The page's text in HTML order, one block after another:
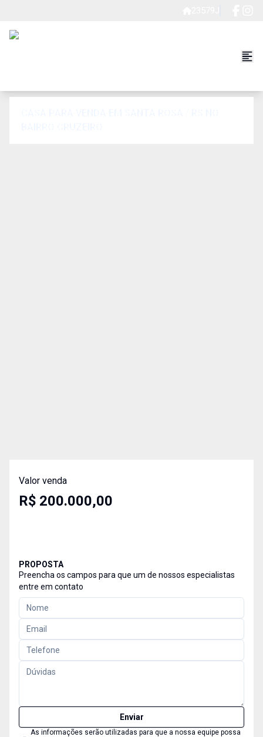
Valor venda
R$ 200.000,00
PROPOSTA
Preencha os campos para que um de nossos especialistas
entre em contato
Enviar
As informações serão utilizadas para que a nossa equipe possa